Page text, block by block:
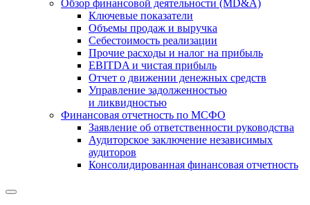
Обзор финансовой деятельности (MD&A)
Ключевые показатели
Объемы продаж и выручка
Себестоимость реализации
Прочие расходы и налог на прибыль
EBITDA и чистая прибыль
Отчет о движении денежных средств
Управление задолженностью
и ликвидностью
Финансовая отчетность по МСФО
Заявление об ответственности руководства
Аудиторское заключение независимых
аудиторов
Консолидированная финансовая отчетность